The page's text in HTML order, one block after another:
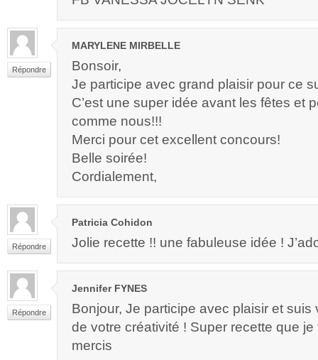
Répondre
MARYLENE MIRBELLE
Bonsoir,
Je participe avec grand plaisir pour ce
C’est une super idée avant les fêtes et
comme nous!!!
Merci pour cet excellent concours!
Belle soirée!
Cordialement,
Répondre
Patricia Cohidon
Jolie recette !! une fabuleuse idée !
Répondre
Jennifer FYNES
Bonjour, Je participe avec plaisir et suis
de votre créativité ! Super recette que
mercis